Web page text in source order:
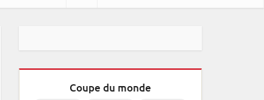
Coupe du monde